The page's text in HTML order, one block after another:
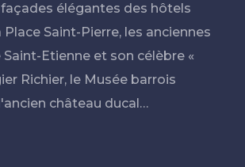
élégantes des hôtels
Saint-Pierre, les anciennes
Saint-Etienne et son célèbre «
Richier, le Musée barrois
château ducal…